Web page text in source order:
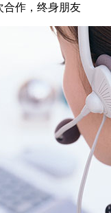
合作，终身朋友